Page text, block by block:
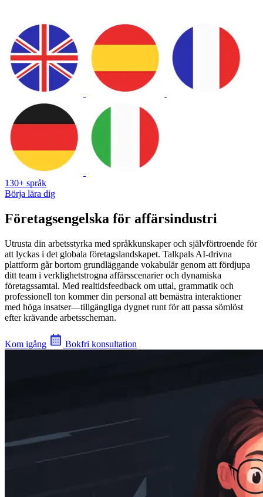
130+ språk
Börja lära dig
Företagsengelska för affärsindustri
Utrusta din arbetsstyrka med språkkunskaper och självförtroende för
att lyckas i det globala företagslandskapet. Talkpals AI-drivna
plattform går bortom grundläggande vokabulär genom att fördjupa
ditt team i verklighetstrogna affärsscenarier och dynamiska
företagssamtal. Med realtidsfeedback om uttal, grammatik och
professionell ton kommer din personal att bemästra interaktioner
med höga insatser—tillgängliga dygnet runt för att passa sömlöst
efter krävande arbetsscheman.
Kom igång Bokfri konsultation